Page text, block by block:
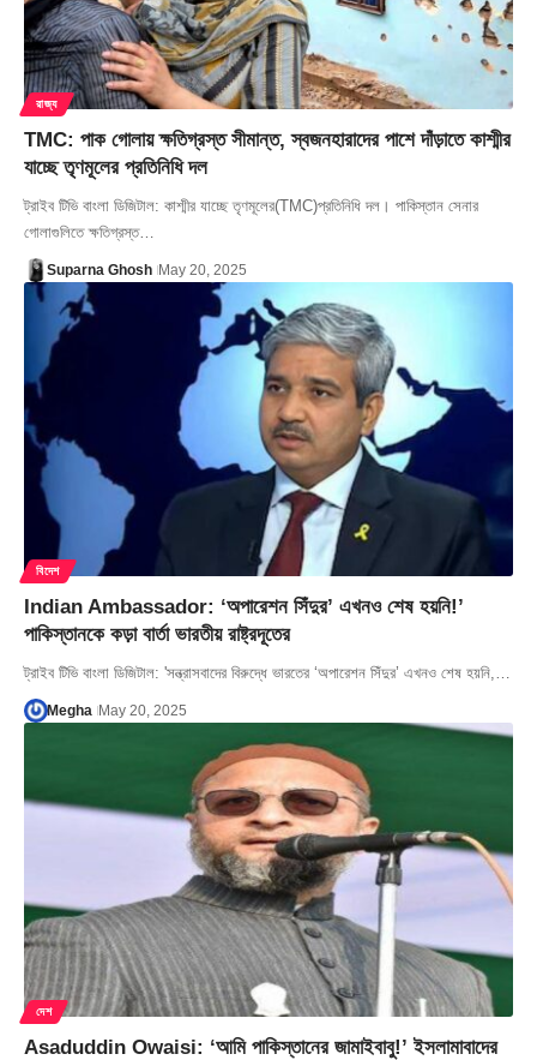
রাজ্য
TMC: পাক গোলায় ক্ষতিগ্রস্ত সীমান্ত, স্বজনহারাদের পাশে দাঁড়াতে কাশ্মীর
যাচ্ছে তৃণমূলের প্রতিনিধি দল
ট্রাইব টিভি বাংলা ডিজিটাল: কাশ্মীর যাচ্ছে তৃণমূলের(TMC)প্রতিনিধি দল। পাকিস্তান সেনার
গোলাগুলিতে ক্ষতিগ্রস্ত…
Suparna Ghosh May 20, 2025
বিদেশ
Indian Ambassador: ‘অপারেশন সিঁদুর’ এখনও শেষ হয়নি!’
পাকিস্তানকে কড়া বার্তা ভারতীয় রাষ্ট্রদূতের
ট্রাইব টিভি বাংলা ডিজিটাল: 'সন্ত্রাসবাদের বিরুদ্ধে ভারতের ‘অপারেশন সিঁদুর’ এখনও শেষ হয়নি,…
Megha May 20, 2025
দেশ
Asaduddin Owaisi: ‘আমি পাকিস্তানের জামাইবাবু!’ ইসলামাবাদের